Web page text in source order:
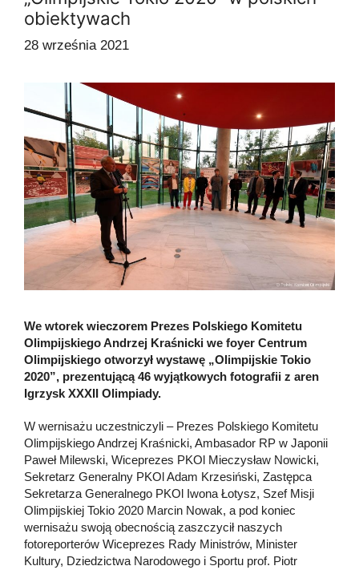
obiektywach
28 września 2021
We wtorek wieczorem Prezes Polskiego Komitetu
Olimpijskiego Andrzej Kraśnicki we foyer Centrum
Olimpijskiego otworzył wystawę „Olimpijskie Tokio
2020”, prezentującą 46 wyjątkowych fotografii z aren
Igrzysk XXXII Olimpiady.
W wernisażu uczestniczyli – Prezes Polskiego Komitetu
Olimpijskiego Andrzej Kraśnicki, Ambasador RP w Japonii
Paweł Milewski, Wiceprezes PKOl Mieczysław Nowicki,
Sekretarz Generalny PKOl Adam Krzesiński, Zastępca
Sekretarza Generalnego PKOl Iwona Łotysz, Szef Misji
Olimpijskiej Tokio 2020 Marcin Nowak, a pod koniec
wernisażu swoją obecnością zaszczycił naszych
fotoreporterów Wiceprezes Rady Ministrów, Minister
Kultury, Dziedzictwa Narodowego i Sportu prof. Piotr